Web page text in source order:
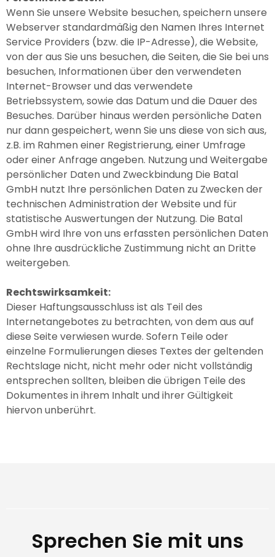
Wenn Sie unsere Website besuchen, speichern unsere
Webserver standardmäßig den Namen Ihres Internet
Service Providers (bzw. die IP-Adresse), die Website,
von der aus Sie uns besuchen, die Seiten, die Sie bei uns
besuchen, Informationen über den verwendeten
Internet-Browser und das verwendete
Betriebssystem, sowie das Datum und die Dauer des
Besuches. Darüber hinaus werden persönliche Daten
nur dann gespeichert, wenn Sie uns diese von sich aus,
z.B. im Rahmen einer Registrierung, einer Umfrage
oder einer Anfrage angeben. Nutzung und Weitergabe
persönlicher Daten und Zweckbindung Die Batal
GmbH nutzt Ihre persönlichen Daten zu Zwecken der
technischen Administration der Website und für
statistische Auswertungen der Nutzung. Die Batal
GmbH wird Ihre von uns erfassten persönlichen Daten
ohne Ihre ausdrückliche Zustimmung nicht an Dritte
weitergeben.
Rechtswirksamkeit:
Dieser Haftungsausschluss ist als Teil des
Internetangebotes zu betrachten, von dem aus auf
diese Seite verwiesen wurde. Sofern Teile oder
einzelne Formulierungen dieses Textes der geltenden
Rechtslage nicht, nicht mehr oder nicht vollständig
entsprechen sollten, bleiben die übrigen Teile des
Dokumentes in ihrem Inhalt und ihrer Gültigkeit
hiervon unberührt.
Sprechen Sie mit uns